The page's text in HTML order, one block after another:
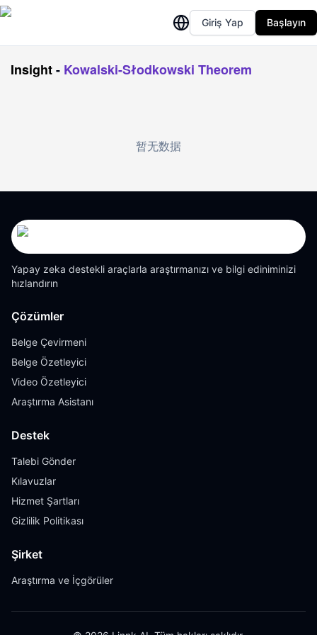
Giriş Yap Başlayın
Insight- Kowalski-Słodkowski Theorem
暂无数据
Yapay zeka destekli araçlarla araştırmanızı ve bilgi ediniminizi
hızlandırın
Çözümler
Belge Çevirmeni
Belge Özetleyici
Video Özetleyici
Araştırma Asistanı
Destek
Talebi Gönder
Kılavuzlar
Hizmet Şartları
Gizlilik Politikası
Şirket
Araştırma ve İçgörüler